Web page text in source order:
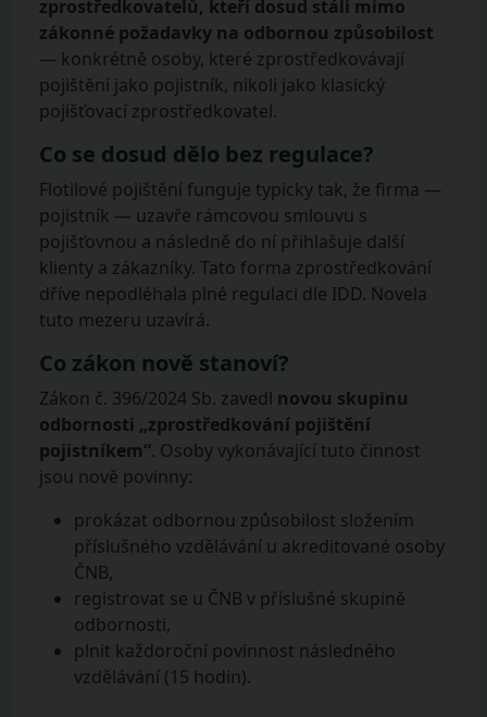
zprostředkovatelů, kteří dosud stáli mimo
zákonné požadavky na odbornou způsobilost
— konkrétně osoby, které zprostředkovávají
pojištění jako pojistník, nikoli jako klasický
pojišťovací zprostředkovatel.
Co se dosud dělo bez regulace?
Flotilové pojištění funguje typicky tak, že firma —
pojistník — uzavře rámcovou smlouvu s
pojišťovnou a následně do ní přihlašuje další
klienty a zákazníky. Tato forma zprostředkování
dříve nepodléhala plné regulaci dle IDD. Novela
tuto mezeru uzavírá.
Co zákon nově stanoví?
Zákon č. 396/2024 Sb. zavedl novou skupinu
odbornosti „zprostředkování pojištění
pojistníkem“. Osoby vykonávající tuto činnost
jsou nově povinny:
prokázat odbornou způsobilost složením
příslušného vzdělávání u akreditované osoby
ČNB,
registrovat se u ČNB v příslušné skupině
odbornosti,
plnit každoroční povinnost následného
vzdělávání (15 hodin).